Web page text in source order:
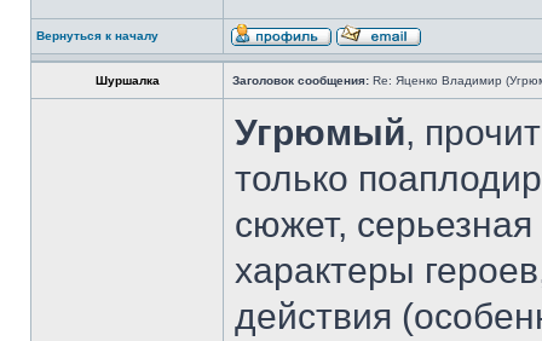
Вернуться к началу
Шуршалка Заголовок сообщения: Re: Яценко Владимир
Угрюмый,
только
сюжет,
характеры
действия